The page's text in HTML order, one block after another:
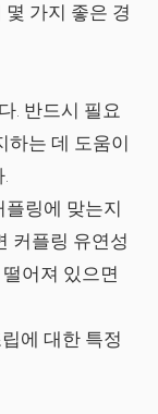
가지 좋은 경
. 반드시 필요
하는 데 도움이
링에 맞는지
커플링 유연성
어져 있으면
에 대한 특정